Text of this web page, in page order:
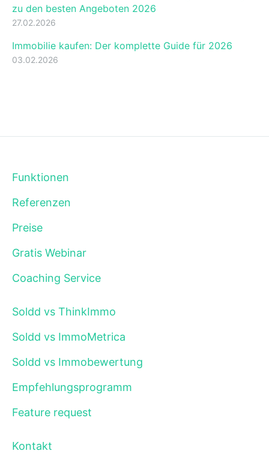
zu den besten Angeboten 2026
27.02.2026
Immobilie kaufen: Der komplette Guide für 2026
03.02.2026
Funktionen
Referenzen
Preise
Gratis Webinar
Coaching Service
Soldd vs ThinkImmo
Soldd vs ImmoMetrica
Soldd vs Immobewertung
Empfehlungsprogramm
Feature request
Kontakt